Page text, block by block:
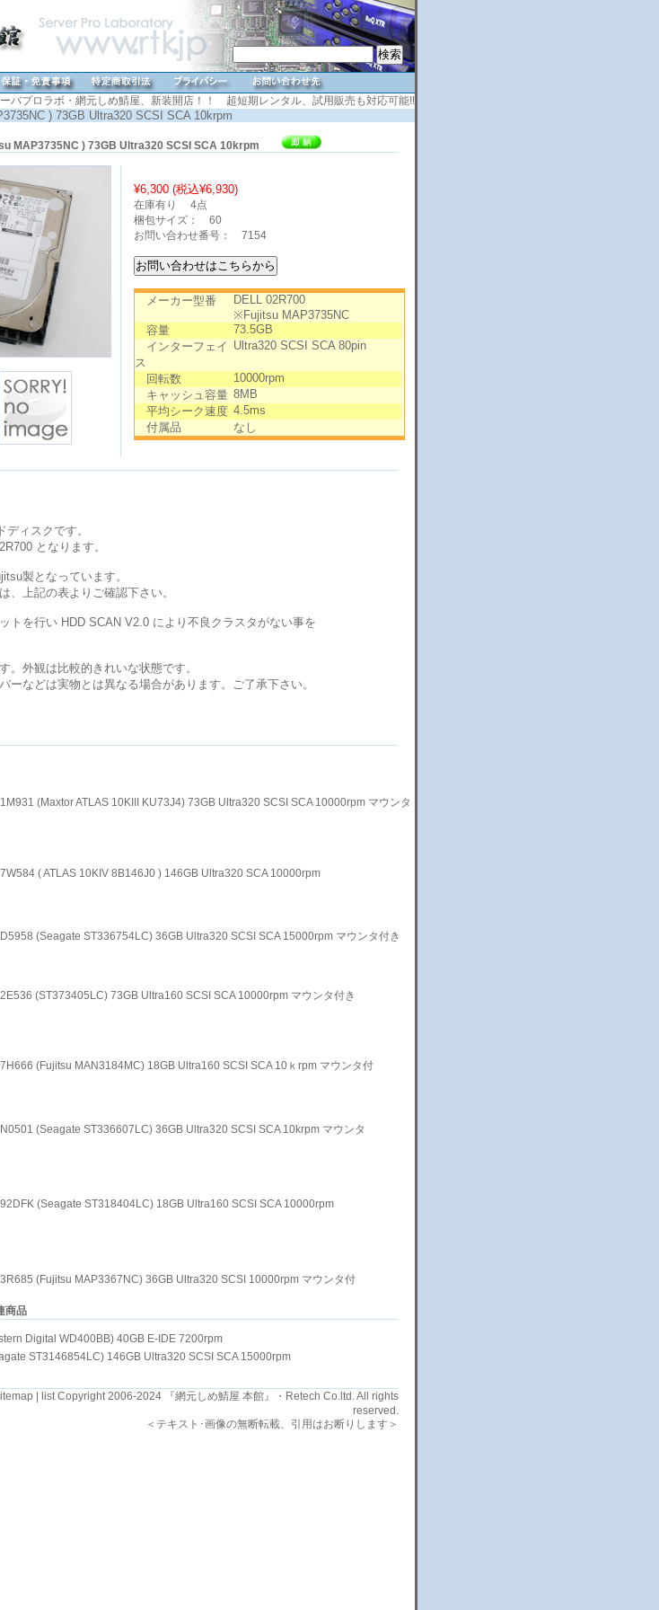
バプロラボ・網元しめ鯖屋、新装開店！！ 超短期レンタル、試用販売も対応可能!!
) 73GB Ultra320 SCSI SCA 10krpm
MAP3735NC ) 73GB Ultra320 SCSI SCA 10krpm
¥6,300 (税込¥6,930)
在庫有り
4点
梱包サイズ： 60
お問い合わせ番号： 7154
メーカー型番
DELL 02R700
※Fujitsu MAP3735NC
容量
73.5GB
インターフェイ
ス
Ultra320 SCSI SCA 80pin
回転数
10000rpm
キャッシュ容量 8MB
平均シーク速度 4.5ms
付属品
なし
ディスクです。
となります。
製となっています。
、上記の表よりご確認下さい。
トを行い HDD SCAN V2.0 により不良クラスタがない事を
。外観は比較的きれいな状態です。
ーなどは実物とは異なる場合があります。ご了承下さい。
(Maxtor ATLAS 10KIII KU73J4) 73GB Ultra320 SCSI SCA 10000rpm マウンタ
( ATLAS 10KIV 8B146J0 ) 146GB Ultra320 SCA 10000rpm
(Seagate ST336754LC) 36GB Ultra320 SCSI SCA 15000rpm マウンタ付き
(ST373405LC) 73GB Ultra160 SCSI SCA 10000rpm マウンタ付き
(Fujitsu MAN3184MC) 18GB Ultra160 SCSI SCA 10ｋrpm マウンタ付
(Seagate ST336607LC) 36GB Ultra320 SCSI SCA 10krpm マウンタ
(Seagate ST318404LC) 18GB Ultra160 SCSI SCA 10000rpm
(Fujitsu MAP3367NC) 36GB Ultra320 SCSI 10000rpm マウンタ付
商品
Digital WD400BB) 40GB E-IDE 7200rpm
ST3146854LC) 146GB Ultra320 SCSI SCA 15000rpm
|listCopyright 2006-2024 『網元しめ鯖屋 本館』・Retech Co.ltd. All rights
reserved.
＜テキスト･画像の無断転載、引用はお断りします＞